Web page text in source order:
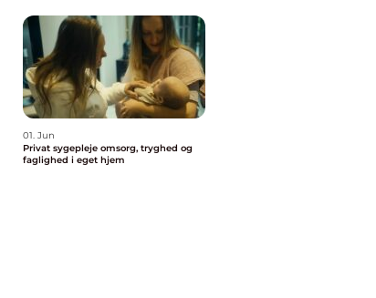
01. Jun
Privat sygepleje omsorg, tryghed og
faglighed i eget hjem